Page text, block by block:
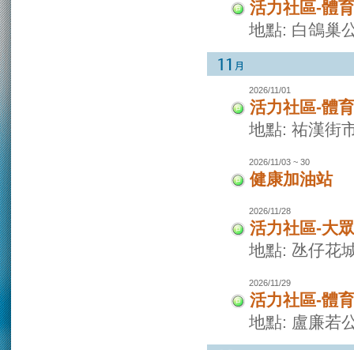
活力社區-體
地點: 白鴿巢
2026/11/01
活力社區-體
地點: 祐漢街
2026/11/03 ~ 30
健康加油站
2026/11/28
活力社區-大
地點: 氹仔花
2026/11/29
活力社區-體
地點: 盧廉若